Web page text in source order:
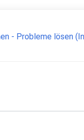
- Probleme lösen